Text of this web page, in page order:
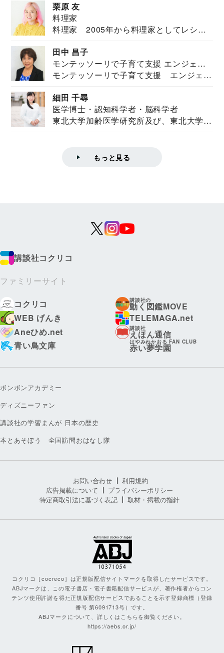
栗原 友
料理家
料理家 2005年から料理家としてレシピ
田中 昌子
モンテッソーリで子育て支援 エンジェル
ズハウス研究所所長
モンテッソーリで子育て支援 エンジェル
細田 千尋
医学博士・認知科学者・脳科学者
東北大学加齢医学研究所及び、東北大学大
もっと見る
講談社コクリコ
ファミリーサイト
コクリコ
講談社の
動く図鑑MOVE
WEB げんき
TELEMAGA.net
Aneひめ.net
講談社
えほん通信
青い鳥文庫
はやみねかおる FAN CLUB
赤い夢学園
ボンボンアカデミー
ディズニーファン
講談社の学習まんが 日本の歴史
本とあそぼう 全国訪問おはなし隊
お問い合わせ
利用規約
広告掲載について
プライバシーポリシー
特定商取引法に基づく表記
取材・掲載の指針
コクリコ［cocreco］は正規版配信サイトマークを取得したサービスです。
ABJマークは、この電子書店・電子書籍配信サービスが、著作権者からコン
テンツ使用許諾を得た正規版配信サービスであることを示す登録商標（登録
番号 第6091713号）です。
ABJマークについて、詳しくはこちらを御覧ください。
https://aebs.or.jp/